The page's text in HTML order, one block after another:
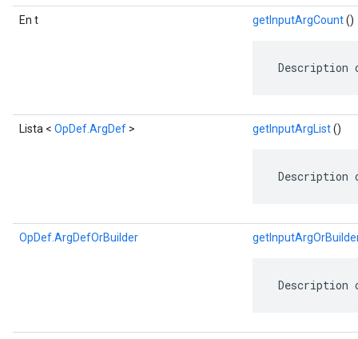
En t getInputArgCount()
Lista < OpDef.ArgDef > getInputArgList()
OpDef.ArgDefOrBuilder